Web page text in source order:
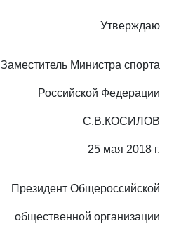
Утверждаю
Заместитель Министра спорта
Российской Федерации
С.В.КОСИЛОВ
25 мая 2018 г.
Президент Общероссийской
общественной организации